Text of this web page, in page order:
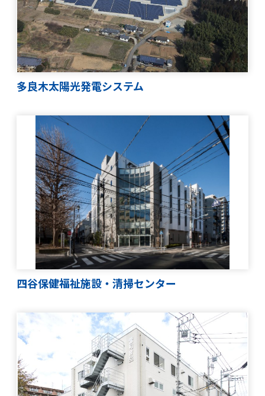
多良木太陽光発電システム
四谷保健福祉施設・清掃センター